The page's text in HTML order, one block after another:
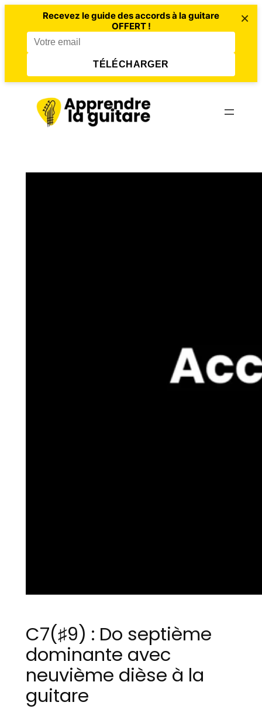
Recevez le guide des accords à la guitare
OFFERT !
TÉLÉCHARGER
×
contenu
C7(♯9) : Do septième
dominante avec
neuvième dièse à la
guitare